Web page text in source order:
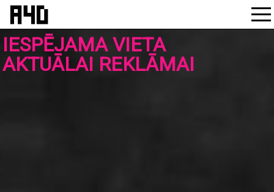
Skip
content
IESPĒJAMA VIETA
AKTUĀLAI REKLĀMAI